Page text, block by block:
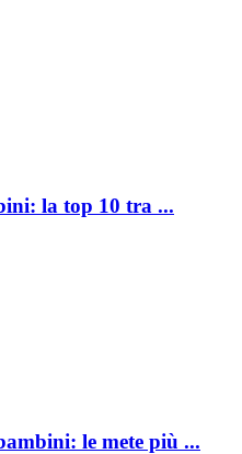
la top 10 tra ...
le mete più ...